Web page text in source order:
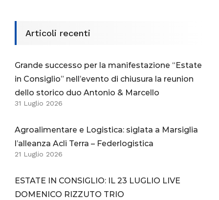
Articoli recenti
Grande successo per la manifestazione “Estate
in Consiglio” nell’evento di chiusura la reunion
dello storico duo Antonio & Marcello
31 Luglio 2026
Agroalimentare e Logistica: siglata a Marsiglia
l’alleanza Acli Terra – Federlogistica
21 Luglio 2026
ESTATE IN CONSIGLIO: IL 23 LUGLIO LIVE
DOMENICO RIZZUTO TRIO